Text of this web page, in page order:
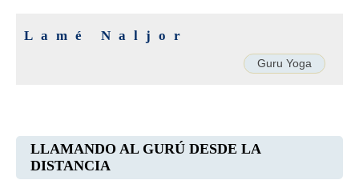
Lamé Naljor
Guru Yoga
LLAMANDO AL GURÚ DESDE LA
DISTANCIA